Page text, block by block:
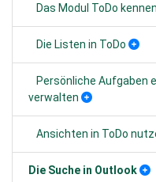
Das Modul ToDo
Die Listen in ToDo
Persönliche Aufgaben
verwalten
Ansichten in ToDo
Die Suche in Outlook